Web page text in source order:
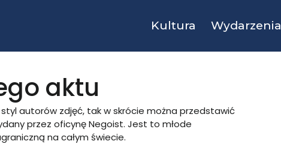
Kultura Wydarzenia
aktu
autorów zdjęć, tak w skrócie można przedstawić
przez oficynę Negoist. Jest to młode
na całym świecie.